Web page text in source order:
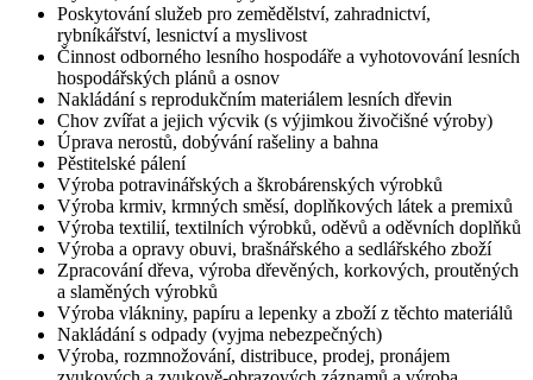
Poskytování služeb pro zemědělství, zahradnictví,
rybníkářství, lesnictví a myslivost
Činnost odborného lesního hospodáře a vyhotovování lesních
hospodářských plánů a osnov
Nakládání s reprodukčním materiálem lesních dřevin
Chov zvířat a jejich výcvik (s výjimkou živočišné výroby)
Úprava nerostů, dobývání rašeliny a bahna
Pěstitelské pálení
Výroba potravinářských a škrobárenských výrobků
Výroba krmiv, krmných směsí, doplňkových látek a premixů
Výroba textilií, textilních výrobků, oděvů a oděvních doplňků
Výroba a opravy obuvi, brašnářského a sedlářského zboží
Zpracování dřeva, výroba dřevěných, korkových, proutěných
a slaměných výrobků
Výroba vlákniny, papíru a lepenky a zboží z těchto materiálů
Nakládání s odpady (vyjma nebezpečných)
Výroba, rozmnožování, distribuce, prodej, pronájem